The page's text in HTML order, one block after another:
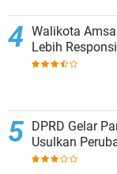
Walikota
Lebih
DPRD Gelar
Usulkan